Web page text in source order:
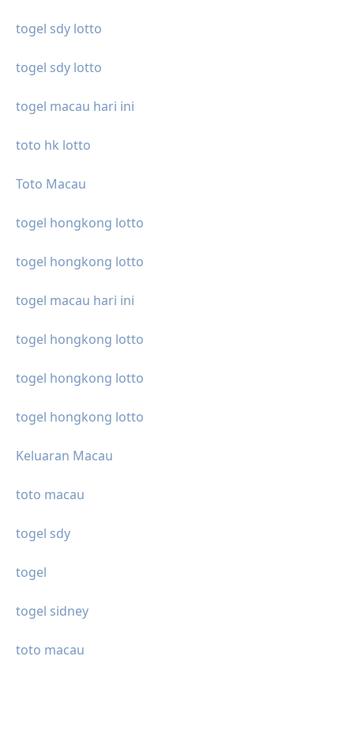
togel sdy lotto
togel sdy lotto
togel macau hari ini
toto hk lotto
Toto Macau
togel hongkong lotto
togel hongkong lotto
togel macau hari ini
togel hongkong lotto
togel hongkong lotto
togel hongkong lotto
Keluaran Macau
toto macau
togel sdy
togel
togel sidney
toto macau